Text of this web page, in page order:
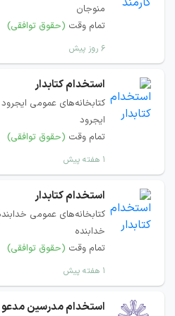
منوجان
تمام وقت (حقوق توافقی)
۶ روز پیش
استخدام کتابدار
کتابخانه‌های عمومی ایجرود
ایجرود
تمام وقت (حقوق توافقی)
۱ هفته پیش
استخدام کتابدار
کتابخانه‌های عمومی
خدابنده
تمام وقت (حقوق توافقی)
۱ هفته پیش
استخدام مدرسین مدعو